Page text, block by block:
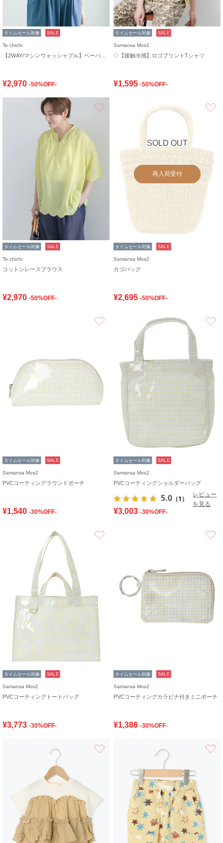
タイムセール対象 SALE
Te chichi
¥2,970 -50%OFF-
タイムセール対象 SALE
Samansa Mos2
◇【接触冷感】ロゴプリントTシャツ
¥1,595 -50%OFF-
タイムセール対象 SALE
Te chichi
コットンレースブラウス
¥2,970 -50%OFF-
SOLD OUT
再入荷受付
タイムセール対象 SALE
Samansa Mos2
カゴバッグ
¥2,695 -50%OFF-
タイムセール対象 SALE
Samansa Mos2
PVCコーティングラウンドポーチ
¥1,540 -30%OFF-
タイムセール対象 SALE
Samansa Mos2
PVCコーティングショルダーバッグ
5.0 （1）
レビュー
を見る
¥3,003 -30%OFF-
タイムセール対象 SALE
Samansa Mos2
PVCコーティングトートバッグ
¥3,773 -30%OFF-
タイムセール対象 SALE
Samansa Mos2
PVCコーティングカラビナ付きミニポーチ
¥1,386 -30%OFF-